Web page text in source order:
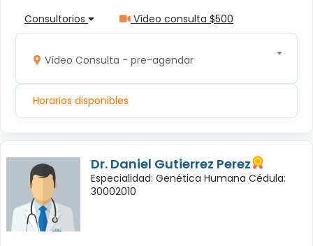
Consultorios Vídeo consulta $500
Vídeo Consulta - pre-agendar
Horarios disponibles
Dr. Daniel Gutierrez Perez
Especialidad: Genética Humana Cédula:
30002010